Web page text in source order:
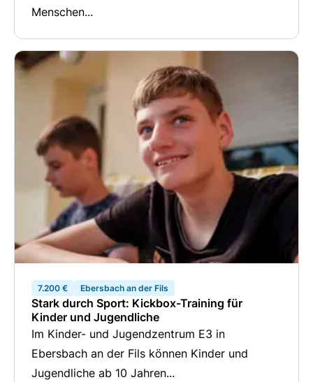
Menschen...
7.200 € Ebersbach an der Fils
Stark durch Sport: Kickbox-Training für
Kinder und Jugendliche
Im Kinder- und Jugendzentrum E3 in
Ebersbach an der Fils können Kinder und
Jugendliche ab 10 Jahren...